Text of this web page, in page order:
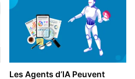
Les Agents d’IA Peuvent